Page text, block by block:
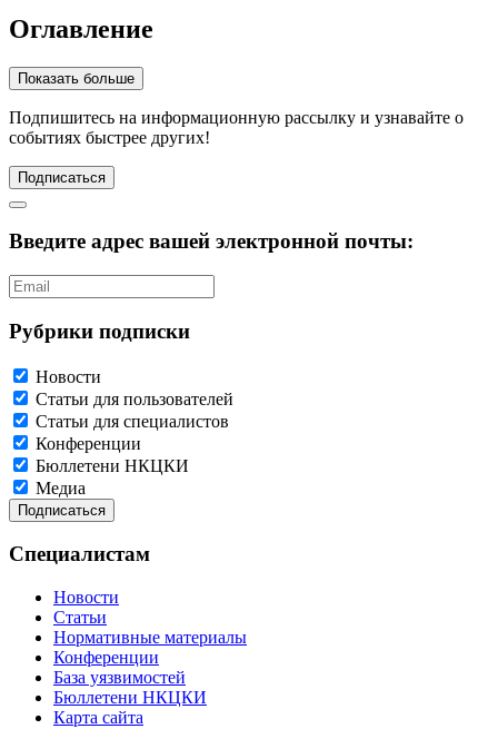
Оглавление
Показать больше
Подпишитесь на информационную рассылку и узнавайте о
событиях быстрее других!
Подписаться
Введите адрес вашей электронной почты:
Рубрики подписки
Новости
Статьи для пользователей
Статьи для специалистов
Конференции
Бюллетени НКЦКИ
Медиа
Специалистам
Новости
Статьи
Нормативные материалы
Конференции
База уязвимостей
Бюллетени НКЦКИ
Карта сайта